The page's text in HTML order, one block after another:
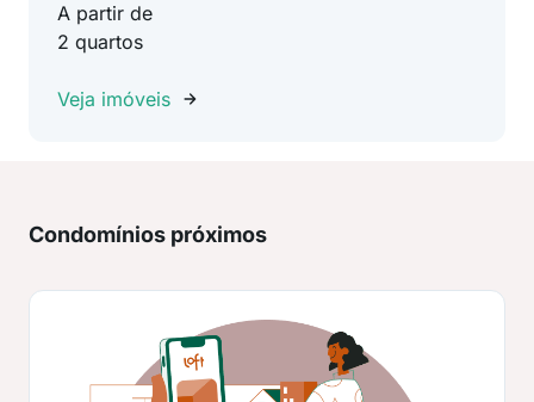
A partir de
2 quartos
Veja imóveis
Condomínios próximos